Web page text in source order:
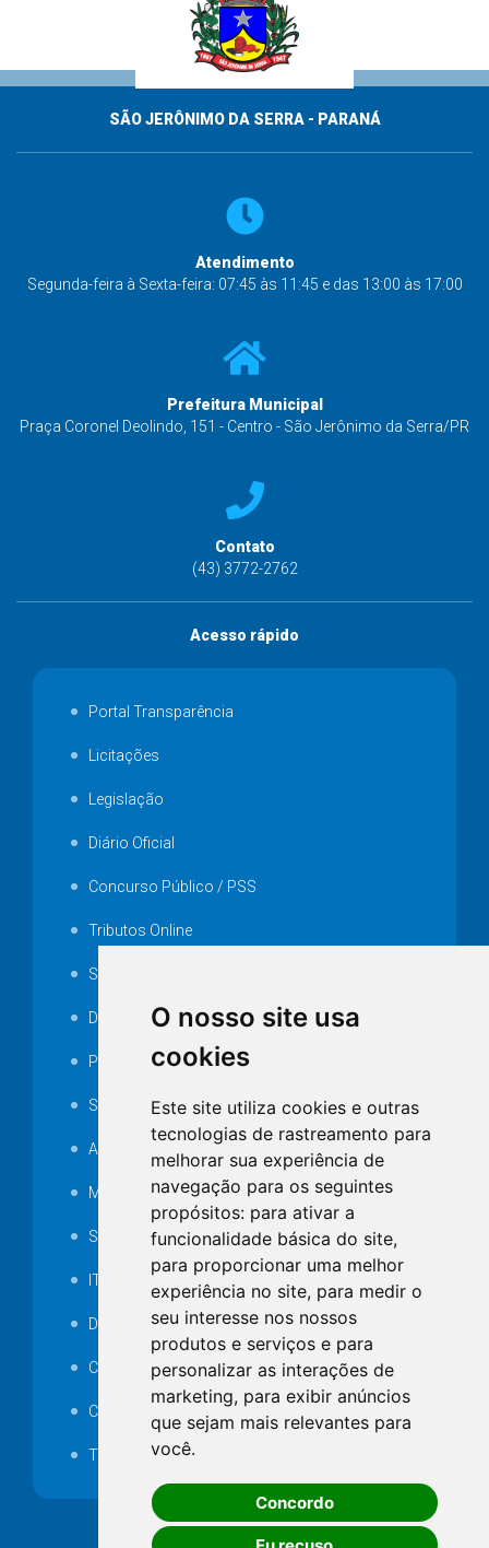
O nosso site usa
cookies
Este site utiliza cookies e outras
tecnologias de rastreamento para
melhorar sua experiência de
navegação para os seguintes
propósitos: para ativar a
funcionalidade básica do site,
para proporcionar uma melhor
experiência no site, para medir o
seu interesse nos nossos
produtos e serviços e para
personalizar as interações de
marketing, para exibir anúncios
que sejam mais relevantes para
você.
Concordo
SÃO JERÔNIMO DA SERRA - PARANÁ
Atendimento
Segunda-feira à Sexta-feira: 07:45 às 11:45 e das 13:00 às 17:00
Prefeitura Municipal
Praça Coronel Deolindo, 151 - Centro - São Jerônimo da Serra/PR
Contato
(43) 3772-2762
Acesso rápido
Portal Transparência
Licitações
Legislação
Diário Oficial
Concurso Público / PSS
Tributos Online
Serviços ISS-E
Decretos
Portarias
SAMAE
Audiência pública
MANUTENÇÃO DE ILUMINAÇÃO PÚBLICA
Serviços Técnicos TI
ITR
Desapropriações
Catalogo Eletrônico de Padronização
Consórcios Municipais
Telefones Úteis